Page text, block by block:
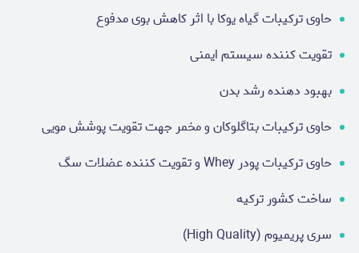
حاوی ترکیبات گیاه یوکا با اثر کاهش بوی مدفوع
تقویت کننده سیستم ایمنی
بهبود دهنده رشد بدن
حاوی ترکیبات بتاگلوکان و مخمر جهت تقویت پوشش مویی
حاوی ترکیبات پودر Whey و تقویت کننده عضلات سگ
ساخت کشور ترکیه
سری پریمیوم (High Quality)